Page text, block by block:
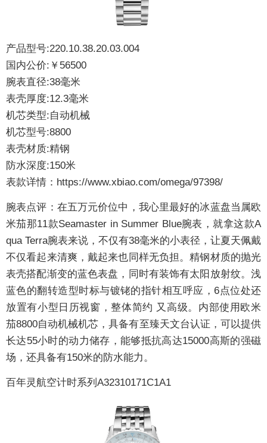
产品型号:220.10.38.20.03.004
国内公价:￥56500
腕表直径:38毫米
表壳厚度:12.3毫米
机芯类型:自动机械
机芯型号:8800
表壳材质:精钢
防水深度:150米
表款详情： https://www.xbiao.com/omega/97398/
腕表点评： 在五万元价位中，我心里最好的冰蓝盘当属欧
米茄那11款Seamaster in Summer Blue腕表，就拿这款A
qua Terra腕表来说，不仅有38毫米的小表径，让夏天佩戴
不仅看起来清爽，戴起来也同样无负担。精钢材质的抛光
表壳搭配渐变的蓝色表盘，同时有装饰有太阳放射纹。浅
蓝色的翻转造型时标与镀铑的指针相互呼应，6点位处还
放置有小型日历视窗，整体简约 又高级。内部使用欧米
茄8800自动机械机芯，具备有至臻天文台认证，可以提供
长达55小时的动力储存，能够抵抗高达15000高斯的强磁
场，还具备有150米的防水能力。
百年灵航空计时系列A32310171C1A1